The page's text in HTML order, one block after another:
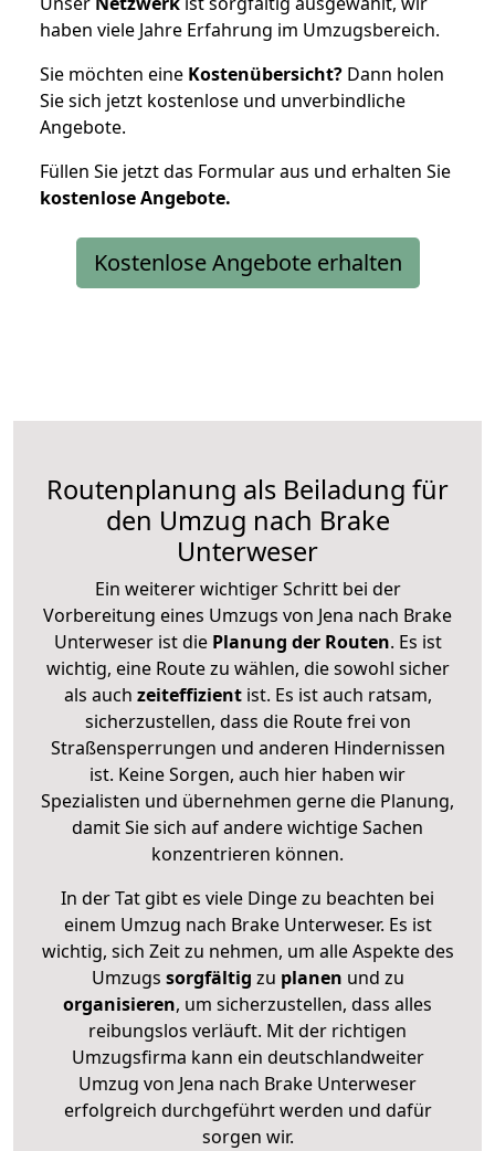
haben viele Jahre Erfahrung im Umzugsbereich.
Sie möchten eine Kostenübersicht? Dann holen
Sie sich jetzt kostenlose und unverbindliche
Angebote.
Füllen Sie jetzt das Formular aus und erhalten Sie
kostenloseAngebote.
Kostenlose Angebote erhalten
Routenplanung als Beiladung für
den Umzug nach Brake
Unterweser
Ein weiterer wichtiger Schritt bei der
Vorbereitung eines Umzugs von Jena nach Brake
Unterweser ist diePlanung der Routen. Es ist
wichtig, eine Route zu wählen, die sowohl sicher
als auch zeiteffizientist. Es ist auch ratsam,
sicherzustellen, dass die Route frei von
Straßensperrungen und anderen Hindernissen
ist. Keine Sorgen, auch hier haben wir
Spezialisten und übernehmen gerne die Planung,
damit Sie sich auf andere wichtige Sachen
konzentrieren können.
In der Tat gibt es viele Dinge zu beachten bei
einem Umzug nach Brake Unterweser. Es ist
wichtig, sich Zeit zu nehmen, um alle Aspekte des
Umzugs sorgfältig zu planen und zu
organisieren, um sicherzustellen, dass alles
reibungslos verläuft. Mit der richtigen
Umzugsfirma kann ein deutschlandweiter
Umzug von Jena nach Brake Unterweser
erfolgreich durchgeführt werden und dafür
sorgen wir.